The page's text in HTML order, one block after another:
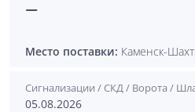
—
Место поставки: Каменск-
Сигнализации / СКД / Ворота /
05.08.2026